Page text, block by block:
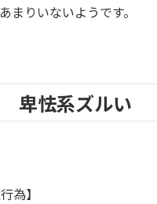
まりいないようです。
卑怯系ズルい
為】